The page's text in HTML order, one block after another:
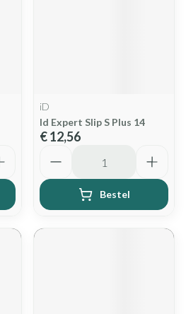
iD
Id Expert Slip S Plus 14
€ 12,56
Bestel